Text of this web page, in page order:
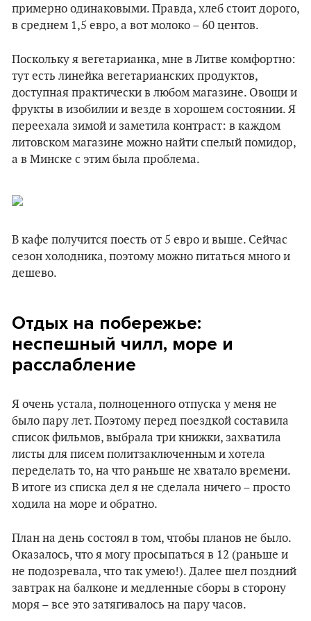
примерно одинаковыми. Правда, хлеб стоит дорого,
в среднем 1,5 евро, а вот молоко – 60 центов.
Поскольку я вегетарианка, мне в Литве комфортно:
тут есть линейка вегетарианских продуктов,
доступная практически в любом магазине. Овощи и
фрукты в изобилии и везде в хорошем состоянии. Я
переехала зимой и заметила контраст: в каждом
литовском магазине можно найти спелый помидор,
а в Минске с этим была проблема.
В кафе получится поесть от 5 евро и выше. Сейчас
сезон холодника, поэтому можно питаться много и
дешево.
Отдых на побережье:
неспешный чилл, море и
расслабление
Я очень устала, полноценного отпуска у меня не
было пару лет. Поэтому перед поездкой составила
список фильмов, выбрала три книжки, захватила
листы для писем политзаключенным и хотела
переделать то, на что раньше не хватало времени.
В итоге из списка дел я не сделала ничего – просто
ходила на море и обратно.
План на день состоял в том, чтобы планов не было.
Оказалось, что я могу просыпаться в 12 (раньше и
не подозревала, что так умею!). Далее шел поздний
завтрак на балконе и медленные сборы в сторону
моря – все это затягивалось на пару часов.